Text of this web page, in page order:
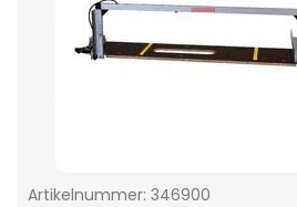
Artikelnummer: 346900